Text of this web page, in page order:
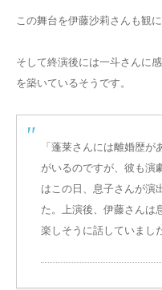
この舞台を伊藤沙莉さんも観
そして終演後には一斗さんに
を築いているそうです。
「蓬莱さんには離婚歴
がいるのですが、彼も演
はこの日、息子さんが演
た。上演後、 伊藤さんは
楽しそうに話していまし